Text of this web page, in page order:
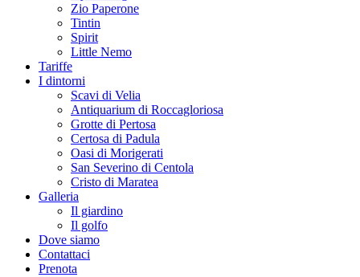
Zio Paperone
Tintin
Spirit
Little Nemo
Tariffe
I dintorni
Scavi di Velia
Antiquarium di Roccagloriosa
Grotte di Pertosa
Certosa di Padula
Oasi di Morigerati
San Severino di Centola
Cristo di Maratea
Galleria
Il giardino
Il golfo
Dove siamo
Contattaci
Prenota